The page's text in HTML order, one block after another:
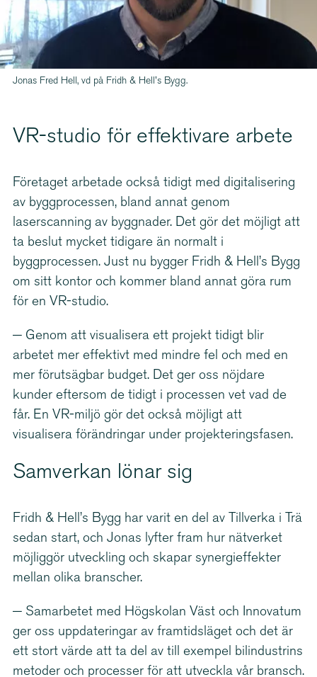
Jonas Fred Hell, vd på Fridh & Hell's Bygg.
VR-studio för effektivare arbete
Företaget arbetade också tidigt med digita­li­sering
av byggprocessen, bland annat genom
laserscanning av byggnader. Det gör det möjligt att
ta beslut mycket tidigare än normalt i
byggprocessen. Just nu bygger Fridh & Hell’s Bygg
om sitt kontor och kommer bland annat göra rum
för en VR-studio.
− Genom att visualisera ett projekt tidigt blir
arbetet mer effektivt med mindre fel och med en
mer förutsägbar budget. Det ger oss nöjdare
kunder eftersom de tidigt i processen vet vad de
får. En VR-miljö gör det också möjligt att
visualisera förändringar under projek­te­rings­fasen.
Samverkan lönar sig
Fridh & Hell’s Bygg har varit en del av Tillverka i Trä
sedan start, och Jonas lyfter fram hur nätverket
möjliggör utveckling och skapar syner­gi­ef­fekter
mellan olika branscher.
− Samarbetet med Högskolan Väst och Innovatum
ger oss uppdateringar av framtidsläget och det är
ett stort värde att ta del av till exempel bilindustrins
metoder och processer för att utveckla vår bransch.